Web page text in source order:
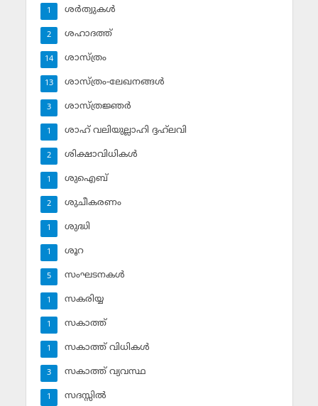
ശര്‍ത്വുകള്‍
1
ശഹാദത്ത്
2
ശാസ്ത്രം
14
ശാസ്ത്രം-ലേഖനങ്ങള്‍
13
ശാസ്ത്രജ്ഞര്‍
3
ശാഹ് വലിയുല്ലാഹി ദ്ദഹ്‌ലവി
1
ശിക്ഷാവിധികള്‍
2
ശുഐബ്‌
1
ശുചീകരണം
2
ശുദ്ധി
1
ശൂറ
1
സംഘടനകള്‍
5
സകരിയ്യ
1
സകാത്ത്‌
1
സകാത്ത്‌ വിധികള്‍
1
സകാത്ത്‌ വ്യവസ്ഥ
3
സദസ്സില്‍
1